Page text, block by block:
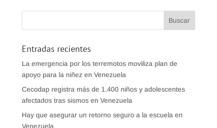
Entradas recientes
La emergencia por los terremotos moviliza plan de
apoyo para la niñez en Venezuela
Cecodap registra más de 1.400 niños y adolescentes
afectados tras sismos en Venezuela
Hay que asegurar un retorno seguro a la escuela en
Venezuela